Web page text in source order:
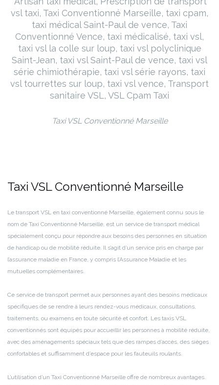
vsl taxi, Taxi Conventionné Marseille, taxi cpam,
taxi médical Saint-Paul de vence, Taxi
Conventionné Vence, taxi médicalisé, taxi vsl,
taxi vsl la colle sur loup, taxi vsl polyclinique
Saint-Jean, taxi vsl Saint-Paul de vence, taxi vsl
série chimiothérapie, taxi vsl série rayons, taxi
vsl tourrettes sur loup, taxi vsl vence, Transport
sanitaire VSL, VSL Cpam Taxi
Taxi VSL Conventionné Marseille
Taxi VSL Conventionné Marseille
Le transport VSL en taxi conventionné Marseille, également connu sous le
nom de Taxi Conventionné Marseille, est un service de transport médical
spécialement conçu pour répondre aux besoins des personnes en situation
de handicap ou de mobilité réduite. Il s’agit d’un service pris en charge par
l’assurance maladie en France, y compris l’Assurance Maladie et les
mutuelles complémentaires.
Ce service de transport permet aux personnes ayant des besoins médicaux
spécifiques de se rendre à leurs rendez-vous médicaux, consultations,
traitements, ou examens en toute sécurité et confort. Les taxis VSL
conventionnés sont équipés pour accueillir les personnes à mobilité réduite,
avec des aménagements spéciaux tels que des rampes d’accès, des sièges
confortables et suffisamment d’espace pour les fauteuils roulants.
L’utilisation d’un Taxi Conventionné Marseille offre de nombreux avantages.